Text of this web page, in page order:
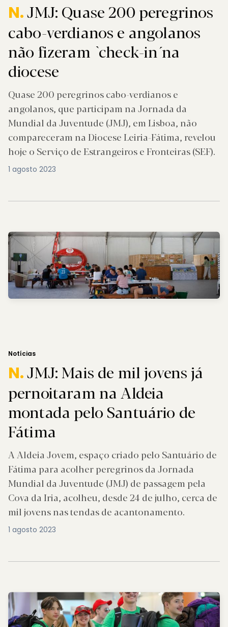
N.JMJ: Quase 200 peregrinos
cabo-verdianos e angolanos
não fizeram `check-in´ na
diocese
Quase 200 peregrinos cabo-verdianos e
angolanos, que participam na Jornada da
Mundial da Juventude (JMJ), em Lisboa, não
compareceram na Diocese Leiria-Fátima, revelou
hoje o Serviço de Estrangeiros e Fronteiras (SEF).
1 agosto 2023
Notícias
N.JMJ: Mais de mil jovens já
pernoitaram na Aldeia
montada pelo Santuário de
Fátima
A Aldeia Jovem, espaço criado pelo Santuário de
Fátima para acolher peregrinos da Jornada
Mundial da Juventude (JMJ) de passagem pela
Cova da Iria, acolheu, desde 24 de julho, cerca de
mil jovens nas tendas de acantonamento.
1 agosto 2023